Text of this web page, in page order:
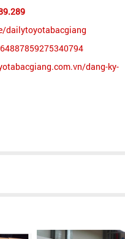
dailytoyotabacgiang
dang-ky-